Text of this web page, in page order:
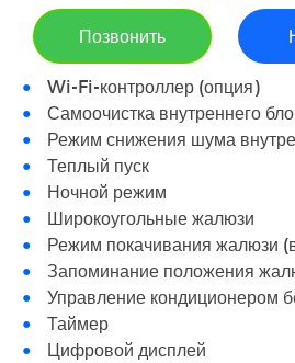
Позвонить
Wi-Fi-контроллер (опция)
Самоочистка внутреннего
Режим снижения шума
Теплый пуск
Ночной режим
Широкоугольные жалюзи
Режим покачивания жалюзи
Запоминание положения
Управление кондиционером
Таймер
Цифровой дисплей